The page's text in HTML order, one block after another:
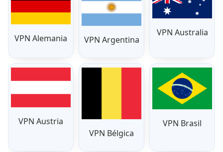
VPN Alemania VPN Argentina
VPN Australia
VPN Austria
VPN Bélgica
VPN Brasil